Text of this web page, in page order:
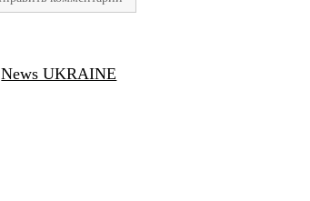
News UKRAINE